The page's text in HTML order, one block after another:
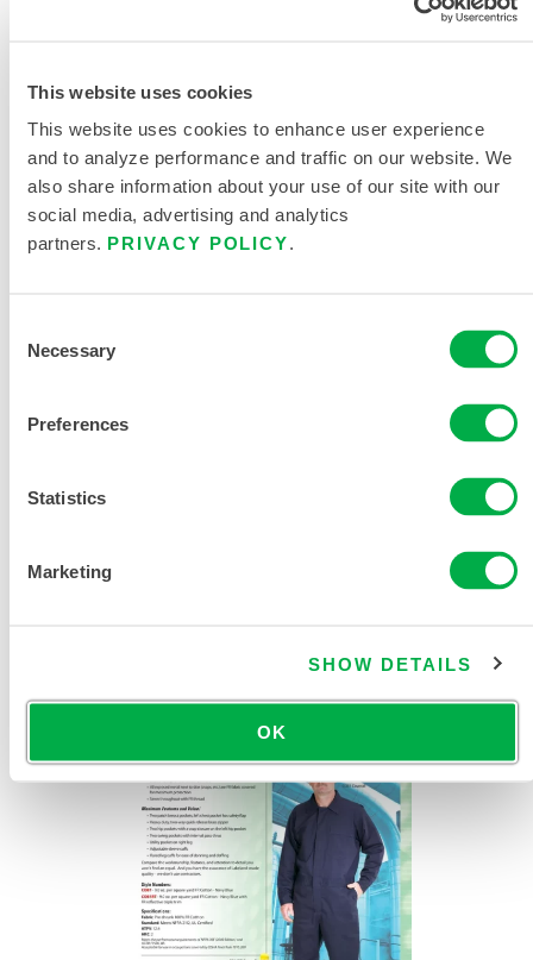
This website uses cookies
This website uses cookies to enhance user experience
and to analyze performance and traffic on our website. We
also share information about your use of our site with our
social media, advertising and analytics
partners. PRIVACY POLICY.
Selection
Necessary
Preferences
Statistics
Marketing
SHOW DETAILS
OK
7.0 OZ ALGODÓN OVEROL